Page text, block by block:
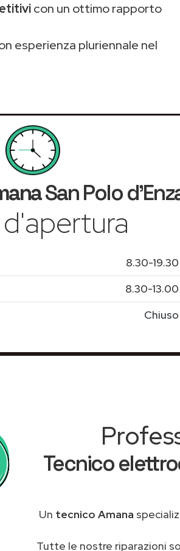
con un ottimo rapporto
esperienza pluriennale nel
San Polo
8.30-19.30
8.30-13.00
Chiuso
Tecnico
Un tecnico Amana
Tutte le nostre riparazioni